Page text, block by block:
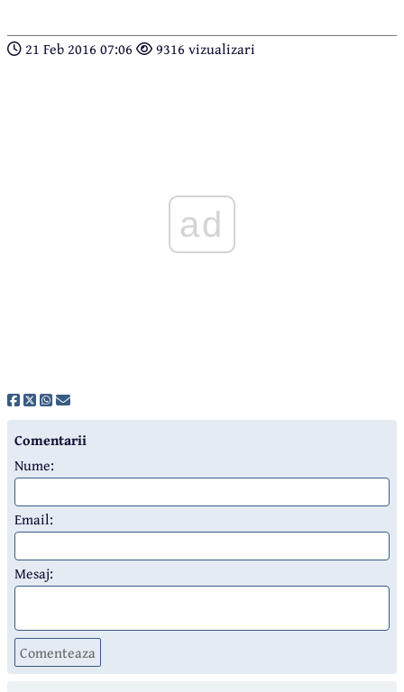
21 Feb 2016 07:06 9316 vizualizari
ad
Comentarii
Nume:
Email:
Mesaj:
Comenteaza